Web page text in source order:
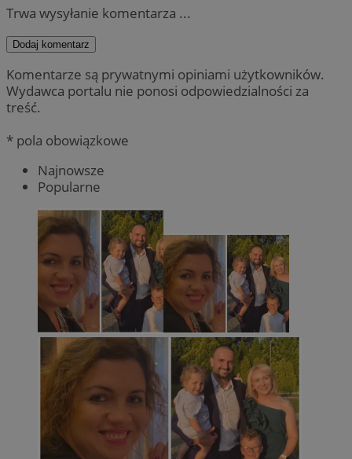
Trwa wysyłanie komentarza ...
Dodaj komentarz
Komentarze są prywatnymi opiniami użytkowników.
Wydawca portalu nie ponosi odpowiedzialności za
treść.
* pola obowiązkowe
Najnowsze
Popularne